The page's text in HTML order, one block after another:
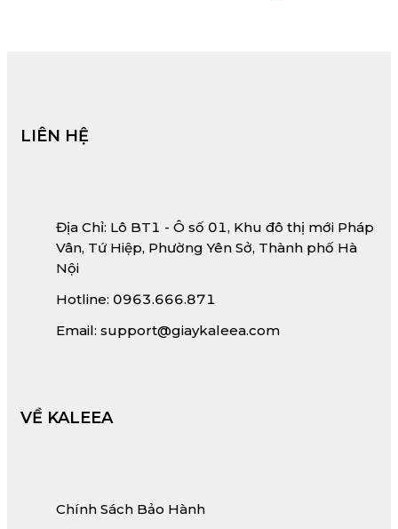
LIÊN HỆ
Địa Chỉ: Lô BT1 - Ô số 01, Khu đô thị mới Pháp
Vân, Tứ Hiệp, Phường Yên Sở, Thành phố Hà
Nội
Hotline: 0963.666.871
Email: support@giaykaleea.com
VỀ KALEEA
Chính Sách Bảo Hành